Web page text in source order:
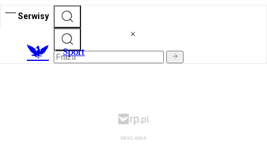
Serwisy
Sport